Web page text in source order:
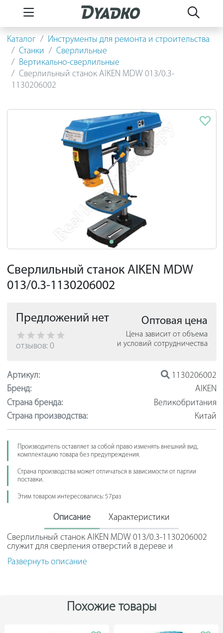
Каталог
Инструменты для ремонта и строительства
Станки
Сверлильные
Вертикально-сверлильные
Сверлильный станок AIKEN MDW 013/0.3-
1130206002
Сверлильный станок AIKEN MDW
013/0.3-1130206002
Предложений нет
отзывов: 0
Оптовая цена
Цена зависит от объема
и условий сотрудничества
Артикул:
1130206002
Бренд:
AIKEN
Страна бренда:
Великобритания
Страна производства:
Китай
Производитель оставляет за собой право изменять внешний вид,
комплектацию товара без предупреждения.
Страна производства может отличаться в зависимости от партии
поставки.
Этим товаром интересовались: 57раз
Описание Характеристики
Сверлильный станок AIKEN MDW 013/0.3-1130206002
служит для сверления отверстий в дереве и
пластмассе. Станок используют в мастерских и на
малых предприятиях. Компактный, продуктивный
Развернуть описание
Похожие товары